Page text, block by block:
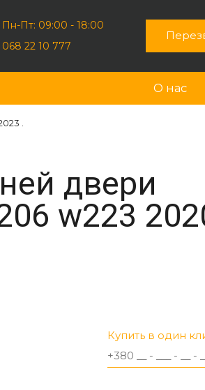
Пн-Пт: 09:00 - 18:00
068 22 10 777
О нас
.
двери
w223
Купить в один